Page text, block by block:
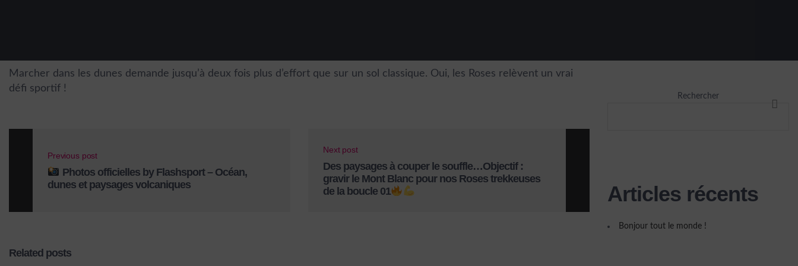
Marcher dans les dunes demande jusqu’à deux fois plus d’effort que sur un sol classique. Oui, les Roses relèvent un vrai
défi sportif !
Previous post
Photos officielles by Flashsport – Océan,
dunes et paysages volcaniques
Next post
Des paysages à couper le souffle…Objectif :
gravir le Mont Blanc pour nos Roses trekkeuses
de la boucle 01
Related posts
Rechercher
Articles récents
Bonjour tout le monde !